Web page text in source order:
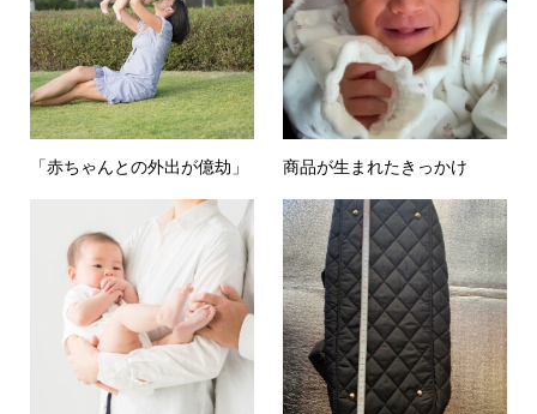
「赤ちゃんとの外出が億劫」 商品が生まれたきっかけ